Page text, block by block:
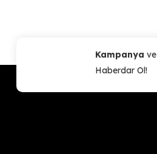
Kampanya ve
Haberdar Ol!